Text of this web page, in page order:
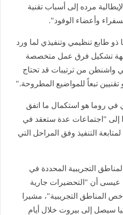
مرده إلى أسباب تقنية
وأعضاء الوفود".
ذو طابع تنظيمي وتنفيذي لما ورد
تشكيل فرق عمل متخصصة
واشنطن من ترتيبات قد تحتاج
تقنيين تبعاً للمواضيع المطروحة."
روما هو استكمال ما اتفق
"اجتماعات عدة ستعقد في
لمتابعة التنفيذ وفق المراحل التي
التجريبية المحددة في
أن "التحضيرات جارية
المناطق التجريبية"، مشيرا
سيصل إلى بيروت خلال أيام